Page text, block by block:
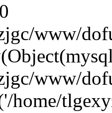
www/
www/
home/